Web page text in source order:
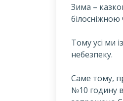
Зима –
білосніжною
Тому усі ми
небезпеку.
Саме тому,
№10 годину